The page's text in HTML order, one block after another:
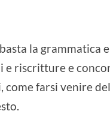
la grammatica
e riscritture e
farsi venire